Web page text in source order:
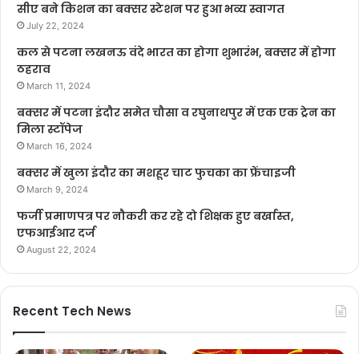
सीए बने किशन का बक्सर स्टेशन पर हुआ भव्य स्वागत
July 22, 2024
कल से पटना लखनऊ वंदे भारत का होगा शुभारंभ, बक्सर में होगा
ठहराव
March 11, 2024
बक्सर में पटना इंदौर समेत चौसा व रघुनाथपुर में एक एक ट्रेन का
मिला स्टॉपेज
March 16, 2024
बक्सर में खुला इंदौर का मशहूर चाट फुचका का फ्रेंचाइजी
March 9, 2024
फर्जी प्रमाणपत्र पर नौकरी कर रहे दो शिक्षक हुए बर्खास्त,
एफआईआर दर्ज
August 22, 2024
Recent Tech News